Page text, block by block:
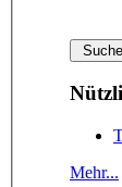
Mehr...